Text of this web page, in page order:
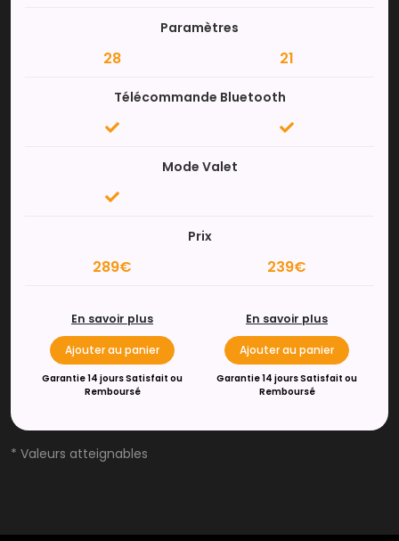
Paramètres
28 21
Télécommande Bluetooth
Mode Valet
Prix
289€ 239€
En savoir plus
Ajouter au panier
Garantie 14 jours Satisfait ou
Remboursé
En savoir plus
Ajouter au panier
Garantie 14 jours Satisfait ou
Remboursé
* Valeurs atteignables